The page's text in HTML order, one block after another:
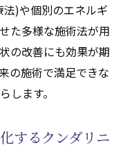
)や個別のエネルギ
た多様な施術法が用
の改善にも効果が期
の施術で満足できな
します。
するクンダリニ